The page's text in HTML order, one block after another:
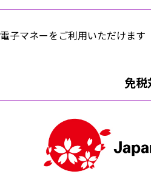
電子マネーをご利用いただけます
免税